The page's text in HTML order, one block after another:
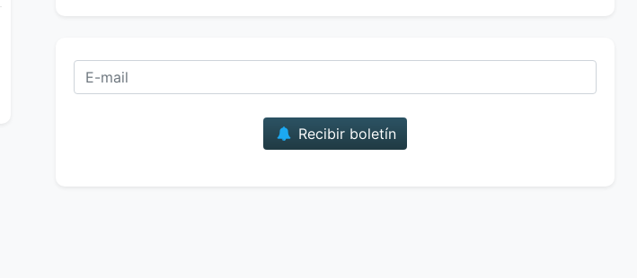
Recibir boletín